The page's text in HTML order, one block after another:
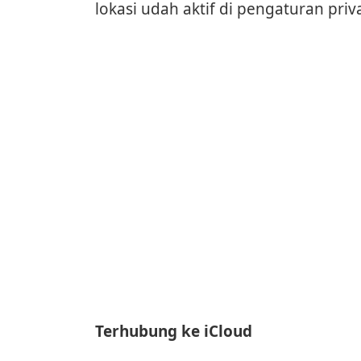
lokasi udah aktif di pengaturan
Terhubung ke iCloud